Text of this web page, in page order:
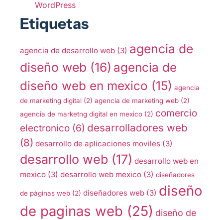
WordPress
Etiquetas
agencia de desarrollo web (3) agencia de
diseño web (16) agencia de
diseño web en mexico (15) agencia
de marketing digital (2) agencia de marketing web (2)
agencia de marketng digital en mexico (2) comercio
electronico (6) desarrolladores web
(8) desarrollo de aplicaciones moviles (3)
desarrollo web (17) desarrollo web en
mexico (3) desarrollo web mexico (3) diseñadores
de páginas web (2) diseñadores web (3) diseño
de paginas web (25) diseño de